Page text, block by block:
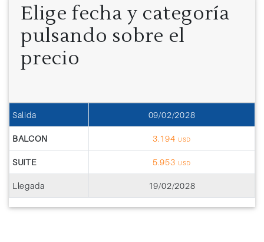
Elige fecha y categoría
pulsando sobre el
precio
Salida 09/02/2028
BALCON 3.194 USD
SUITE 5.953 USD
Llegada 19/02/2028